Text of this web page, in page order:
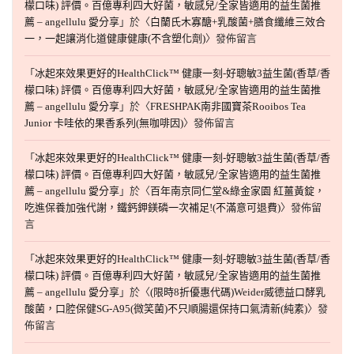
檬口味) 評價。百億專利四大好菌，敏感兒/全家皆適用的益生菌推
薦 – angellulu 愛分享 」於〈白蘭氏木寡醣+乳酸菌+膳食纖維三效合
一，一起讓消化道健康健康(不含塑化劑)〉發佈留言
「 冰起來效果更好的HealthClick™ 健康一刻-好聰敏3益生菌(香草/香
檬口味) 評價。百億專利四大好菌，敏感兒/全家皆適用的益生菌推
薦 – angellulu 愛分享 」於〈FRESHPAK南非國寶茶Rooibos Tea
Junior 卡哇依的果香系列(無咖啡因)〉發佈留言
「 冰起來效果更好的HealthClick™ 健康一刻-好聰敏3益生菌(香草/香
檬口味) 評價。百億專利四大好菌，敏感兒/全家皆適用的益生菌推
薦 – angellulu 愛分享 」於〈百年南京同仁堂&綠金家園 紅薑黃錠，
吃進保養加強代謝，鐵鈣鉀鎂磷一次補足!(不滿意可退費)〉發佈留
言
「 冰起來效果更好的HealthClick™ 健康一刻-好聰敏3益生菌(香草/香
檬口味) 評價。百億專利四大好菌，敏感兒/全家皆適用的益生菌推
薦 – angellulu 愛分享 」於〈(限時8折優惠代碼)Weider威德益口酵乳
酸菌，口腔保健SG-A95(微笑菌)不只順腸還保持口氣清新(純素)〉發
佈留言